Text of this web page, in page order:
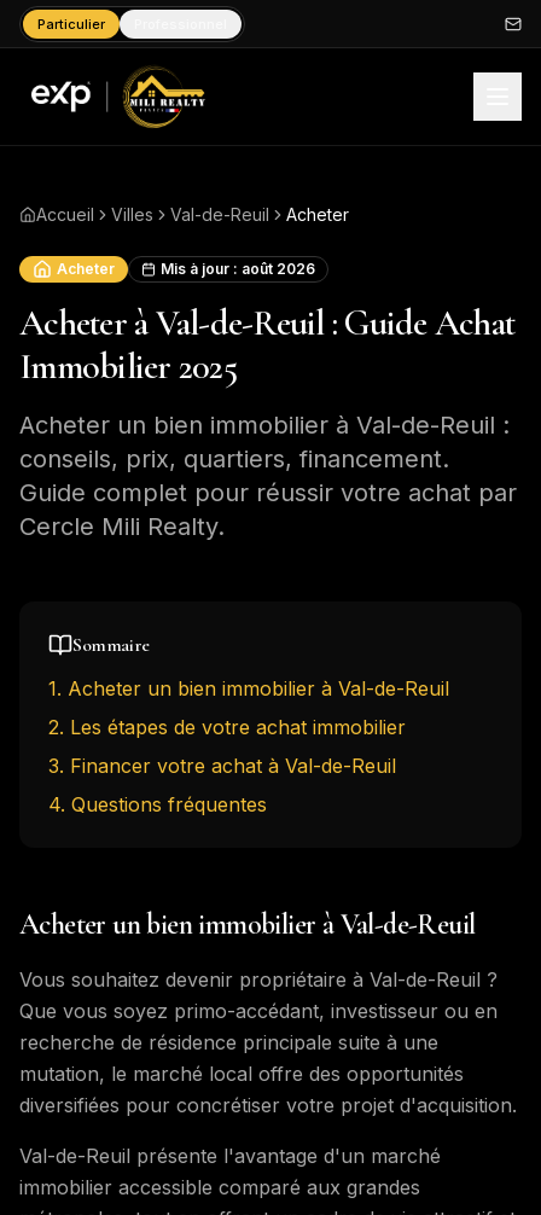
Particulier
Accueil Villes Val-de-Reuil Acheter
Acheter Mis à jour : août 2026
Acheter à Val-de-Reuil : Guide Achat
Immobilier 2025
Acheter un bien immobilier à Val-de-Reuil :
conseils, prix, quartiers, financement.
Guide complet pour réussir votre achat par
Cercle Mili Realty.
Sommaire
1. Acheter un bien immobilier à Val-de-Reuil
2. Les étapes de votre achat immobilier
3. Financer votre achat à Val-de-Reuil
4. Questions fréquentes
Acheter un bien immobilier à Val-de-Reuil
Vous souhaitez devenir propriétaire à Val-de-Reuil ?
Que vous soyez primo-accédant, investisseur ou en
recherche de résidence principale suite à une
mutation, le marché local offre des opportunités
diversifiées pour concrétiser votre projet d'acquisition.
Val-de-Reuil présente l'avantage d'un marché
immobilier accessible comparé aux grandes